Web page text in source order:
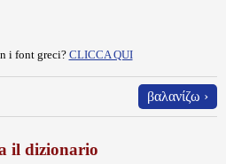
i font greci? CLICCA QUI
βαλανίζω ›
il dizionario